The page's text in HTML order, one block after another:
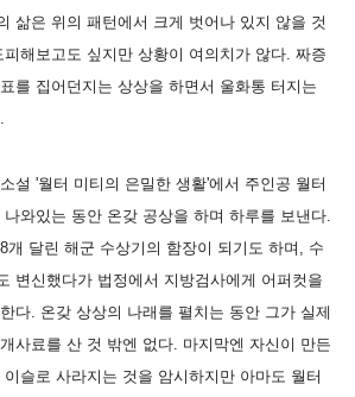
삶은 위의 패턴에서 크게 벗어나 있지 않을 것
해보고도 싶지만 상황이 여의치가 않다. 짜증
를 집어던지는 상상을 하면서 울화통 터지는
설 '월터 미티의 은밀한 생활'에서 주인공 월터
와있는 동안 온갖 공상을 하며 하루를 보낸다.
개 달린 해군 수상기의 함장이 되기도 하며, 수
변신했다가 법정에서 지방검사에게 어퍼컷을
다. 온갖 상상의 나래를 펼치는 동안 그가 실제
사료를 산 것 밖엔 없다. 마지막엔 자신이 만든
슬로 사라지는 것을 암시하지만 아마도 월터